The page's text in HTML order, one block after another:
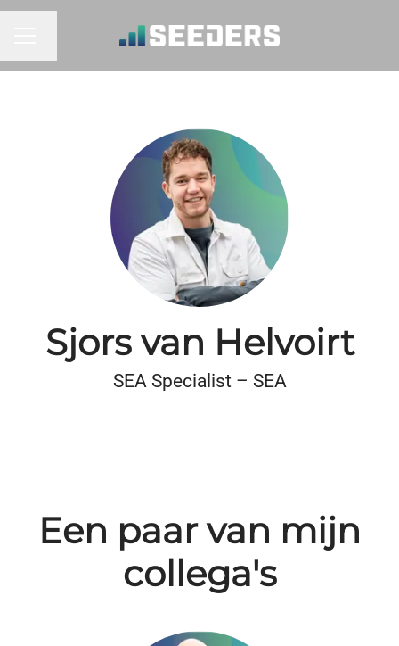
Sjors van Helvoirt
SEA Specialist – SEA
Een paar van mijn
collega's